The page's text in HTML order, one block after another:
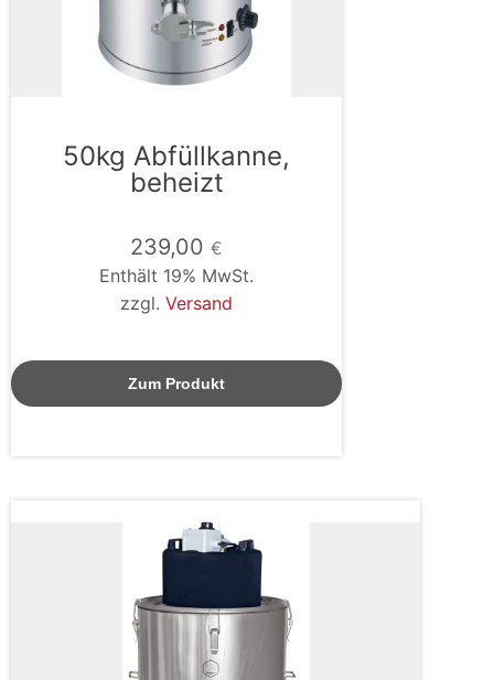
50kg Abfüllkanne,
beheizt
239,00 €
Enthält 19% MwSt.
zzgl. Versand
Zum Produkt